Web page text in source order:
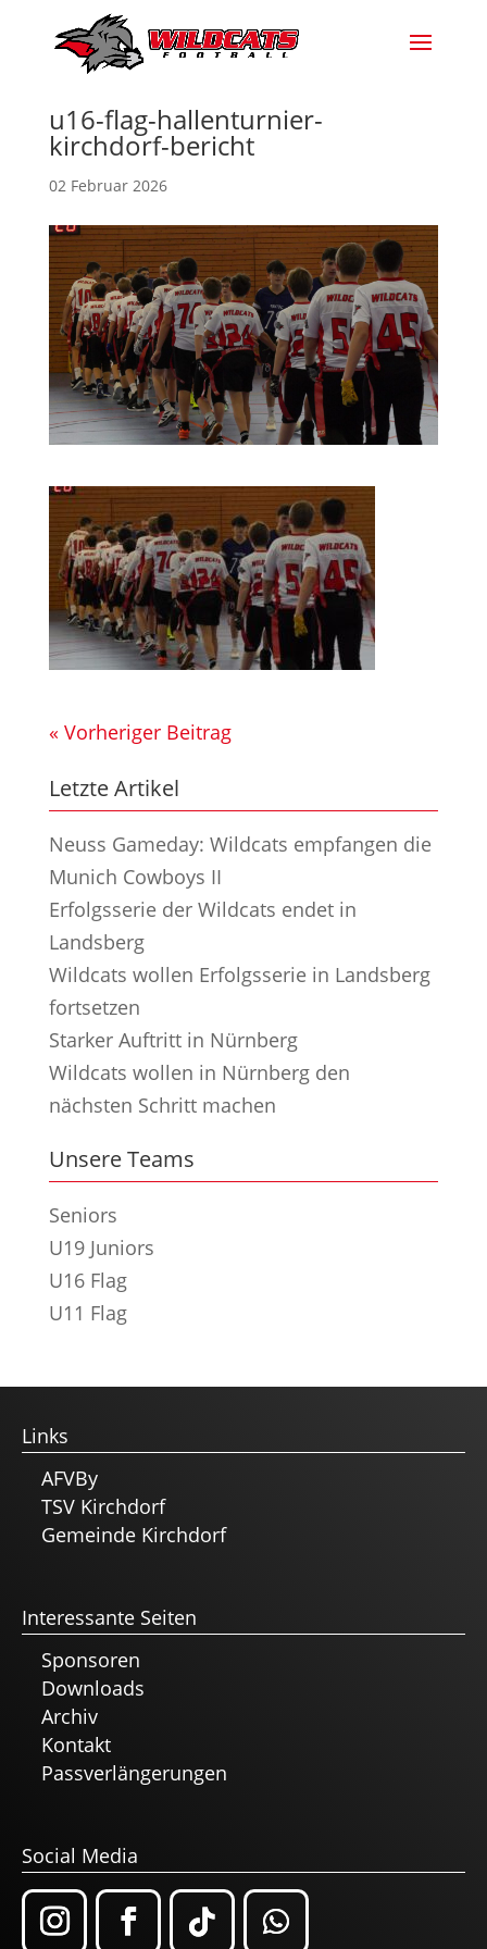
u16-flag-hallenturnier-
kirchdorf-bericht
02 Februar 2026
« Vorheriger Beitrag
Letzte Artikel
Neuss Gameday: Wildcats empfangen die
Munich Cowboys II
Erfolgsserie der Wildcats endet in
Landsberg
Wildcats wollen Erfolgsserie in Landsberg
fortsetzen
Starker Auftritt in Nürnberg
Wildcats wollen in Nürnberg den
nächsten Schritt machen
Unsere Teams
Seniors
U19 Juniors
U16 Flag
U11 Flag
Links
AFVBy
TSV Kirchdorf
Gemeinde Kirchdorf
Interessante Seiten
Sponsoren
Downloads
Archiv
Kontakt
Passverlängerungen
Social Media